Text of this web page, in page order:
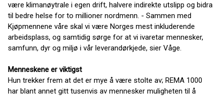
være klimanøytrale i egen drift, halvere indirekte utslipp og bidra
til bedre helse for to millioner nordmenn. - Sammen med
Kjøpmennene våre skal vi være Norges mest inkluderende
arbeidsplass, og samtidig sørge for at vi ivaretar mennesker,
samfunn, dyr og miljø i vår leverandørkjede, sier Våge.
Menneskene er viktigst
Hun trekker frem at det er mye å være stolte av; REMA 1000
har blant annet gitt tusenvis av mennesker muligheten til å